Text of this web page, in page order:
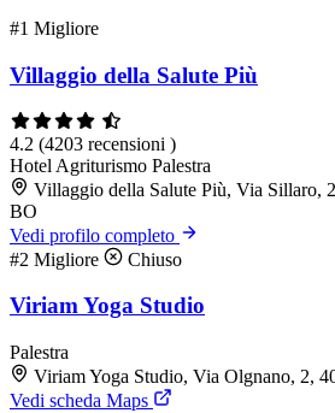
#1 Migliore
Villaggio della Salute Più
4.2 (4203 recensioni )
Hotel Agriturismo Palestra
Villaggio della Salute Più, Via Sillaro,
BO
Vedi profilo completo
#2 Migliore Chiuso
Viriam Yoga Studio
Palestra
Viriam Yoga Studio, Via Olgnano, 2,
Vedi scheda Maps